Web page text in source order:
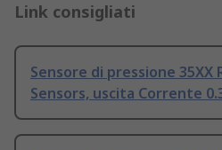
Link consigliati
Sensore di pressione 35XX
Sensors, uscita Corrente